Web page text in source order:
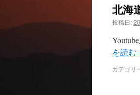
ン北海
投稿日:
を読む
カテゴリ